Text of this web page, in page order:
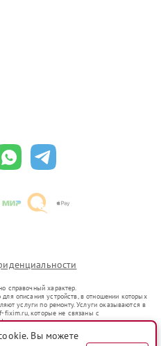
справочный характер.
описания устройств, в отношении которых
услуги по ремонту. Услуги оказываются в
fixim.ru, которые не связаны с
представителями.
в гражданский оборот в соответствии
Вы можете